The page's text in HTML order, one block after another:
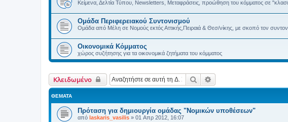
Κείμενα, Δελτία Τύπου, Newsletters, Μεταφράσεις, προώθηση του κόμματος σε
Ομάδα Περιφερειακού Συντονισμού
Ομάδα από Μέλη σε Νομούς εκτός Αττικής,Πειραιά & Θεσ/νίκης, με σκοπό τον
Οικονομικά Κόμματος
χώρος συζήτησης για τα οικονομικά ζητήματα του κόμματος
Κλειδωμένο Αναζήτηση
ΘΈΜΑΤΑ
Πρόταση για δημιουργία ομάδας "Νομικών υποθέσεων"
από laskaris_vasilis » 01 Απρ 2012, 16:07